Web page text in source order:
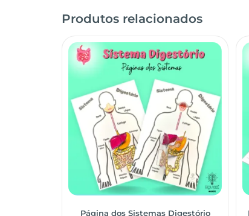
Produtos relacionados
Página dos Sistemas Digestório